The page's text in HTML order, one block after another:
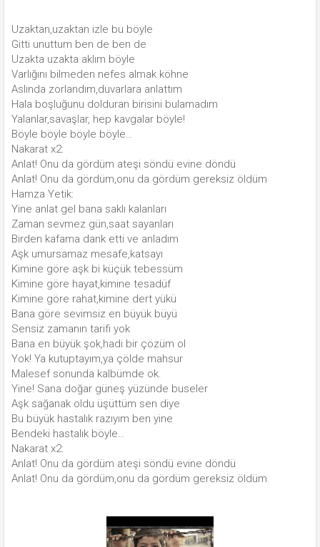
Uzaktan,uzaktan izle bu böyle
Gitti unuttum ben de ben de
Uzakta uzakta aklım böyle
Varlığını bilmeden nefes almak köhne
Aslında zorlandım,duvarlara anlattım
Hala boşluğunu dolduran birisini bulamadım
Yalanlar,savaşlar, hep kavgalar böyle!
Böyle böyle böyle böyle…
Nakarat x2:
Anlat! Onu da gördüm ateşi söndü evine döndü
Anlat! Onu da gördüm,onu da gördüm gereksiz öldüm
Hamza Yetik:
Yine anlat gel bana saklı kalanları
Zaman sevmez gün,saat sayanları
Birden kafama dank etti ve anladım
Aşk umursamaz mesafe,katsayı
Kimine göre aşk bi küçük tebessüm
Kimine göre hayat,kimine tesadüf
Kimine göre rahat,kimine dert yükü
Bana göre sevimsiz en büyük büyü
Sensiz zamanın tarifi yok
Bana en büyük şok,hadi bir çözüm ol
Yok! Ya kutuptayım,ya çölde mahsur
Malesef sonunda kalbümde ok.
Yine! Sana doğar güneş yüzünde buseler
Aşk sağanak oldu üşüttüm sen diye
Bu büyük hastalık razıyım ben yine
Bendeki hastalık böyle…
Nakarat x2:
Anlat! Onu da gördüm ateşi söndü evine döndü
Anlat! Onu da gördüm,onu da gördüm gereksiz öldüm